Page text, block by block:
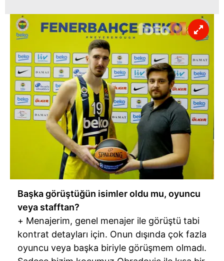
Başka görüştüğün isimler oldu mu, oyuncu
veya stafftan?
+ Menajerim, genel menajer ile görüştü tabi
kontrat detayları için. Onun dışında çok fazla
oyuncu veya başka biriyle görüşmem olmadı.